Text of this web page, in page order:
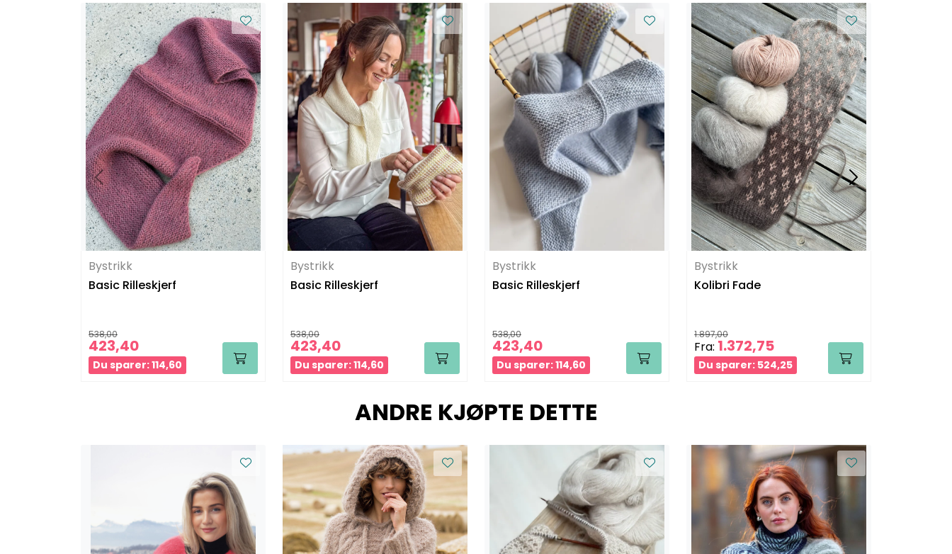
Bystrikk
Basic Rilleskjerf
538,00
423,40
Du sparer: 114,60
Bystrikk
Basic Rilleskjerf
538,00
423,40
Du sparer: 114,60
Bystrikk
Basic Rilleskjerf
538,00
423,40
Du sparer: 114,60
Bystrikk
Kolibri Fade
1.897,00
Fra: 1.372,75
Du sparer: 524,25
ANDRE KJØPTE DETTE